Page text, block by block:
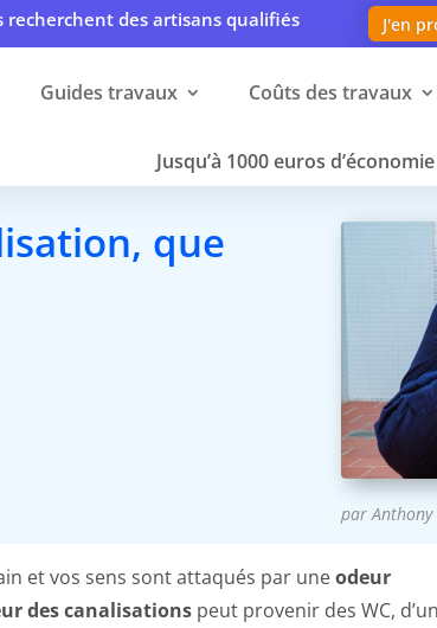
recherchent des artisans qualifiés J'en
Guides travaux Coûts des travaux
Jusqu’à 1000 euros
que
par Anthony
et vos sens sont attaqués par uneodeur
des canalisations peut provenir des WC,